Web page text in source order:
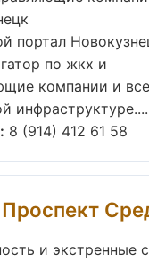
портал
по жкх и
компании и
инфраструктуре....
8 (914) 412 61 58
и экстренные